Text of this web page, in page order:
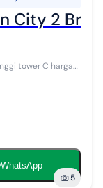
City 2 Br
tower C harga
WhatsApp
5